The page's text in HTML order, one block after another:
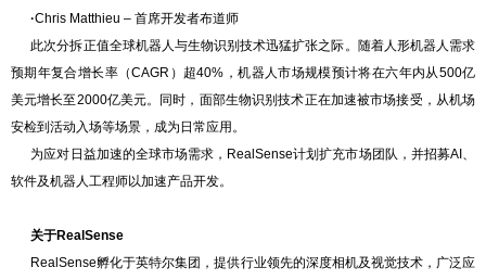
·Chris Matthieu – 首席开发者布道师
此次分拆正值全球机器人与生物识别技术迅猛扩张之际。随着人形机器人需求
预期年复合增长率（CAGR）超40%，机器人市场规模预计将在六年内从500亿
美元增长至2000亿美元。同时，面部生物识别技术正在加速被市场接受，从机场
安检到活动入场等场景，成为日常应用。
为应对日益加速的全球市场需求，RealSense计划扩充市场团队，并招募AI、
软件及机器人工程师以加速产品开发。
关于RealSense
RealSense孵化于英特尔集团，提供行业领先的深度相机及视觉技术，广泛应